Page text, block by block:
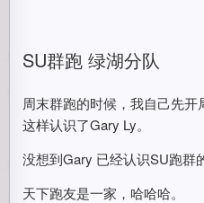
SU群跑 绿湖分队
周末群跑的时候，我自己先
这样认识了Gary Ly。
没想到Gary 已经认识SU跑群
天下跑友是一家，哈哈哈。